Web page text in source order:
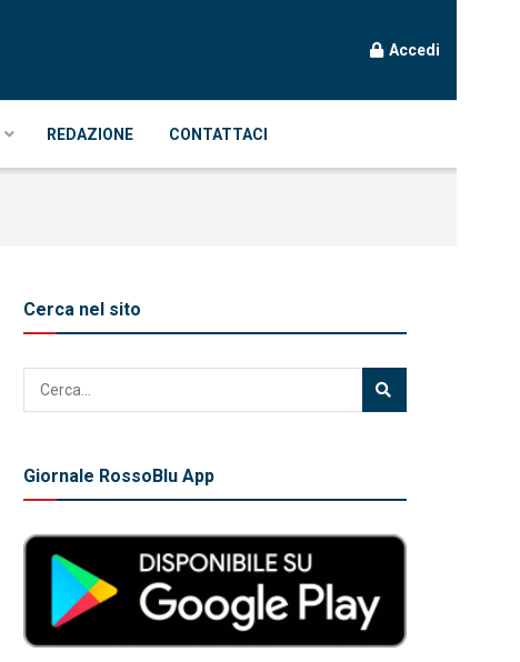
Accedi
REDAZIONE CONTATTACI
Cerca nel sito
Giornale RossoBlu App